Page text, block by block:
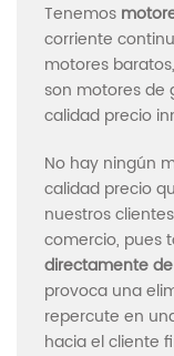
Tenemos
corriente
motores
son motores de
calidad precio
No hay ningún
calidad precio
nuestros
comercio, pues
directamente
provoca una
repercute en
hacia el cliente